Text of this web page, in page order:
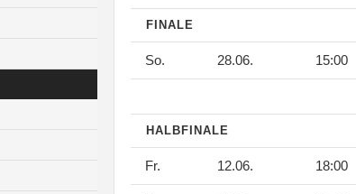
FINALE
So. 28.06. 15:00
HALBFINALE
Fr. 12.06. 18:00